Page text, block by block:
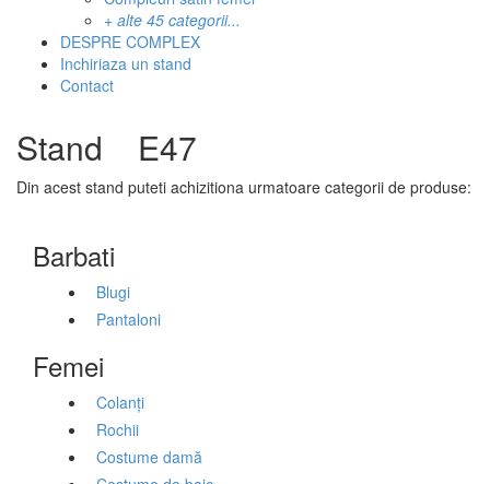
+ alte 45 categorii...
DESPRE COMPLEX
Inchiriaza un stand
Contact
Stand E47
Din acest stand puteti achizitiona urmatoare categorii de produse:
Barbati
Blugi
Pantaloni
Femei
Colanți
Rochii
Costume damă